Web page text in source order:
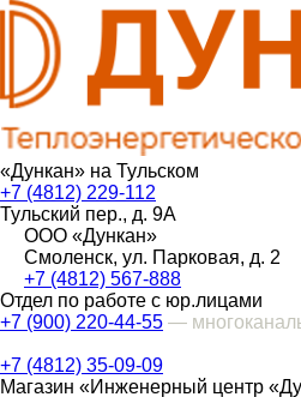
«Дункан» на Тульском
+7 (4812) 229-112
Тульский пер., д. 9А
ООО «Дункан»
Смоленск, ул. Парковая, д. 2
+7 (4812) 567-888
Отдел по работе с юр.лицами
+7 (900) 220-44-55 —
+7 (4812) 35-09-09
Магазин «Инженерный центр